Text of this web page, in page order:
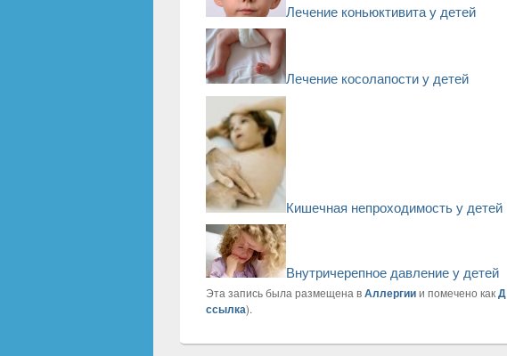
Лечение коньюктивита у детей
Лечение косолапости у детей
Кишечная непроходимость у детей
Внутричерепное давление у детей
Эта запись была размещена вАллергиии помечено какД
ссылка).